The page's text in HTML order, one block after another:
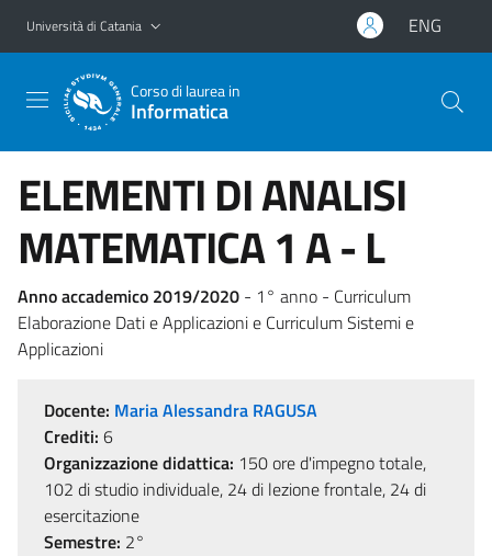
Vai al contenuto principale
Vai al menu di navigazione
Università di Catania ENG
Corso di laurea in
Informatica
ELEMENTI DI ANALISI
MATEMATICA 1 A - L
Anno accademico 2019/2020 - 1° anno - Curriculum
Elaborazione Dati e Applicazioni e Curriculum Sistemi e
Applicazioni
Docente: Maria Alessandra RAGUSA
Crediti: 6
Organizzazione didattica: 150 ore d'impegno totale,
102 di studio individuale, 24 di lezione frontale, 24 di
esercitazione
Semestre: 2°